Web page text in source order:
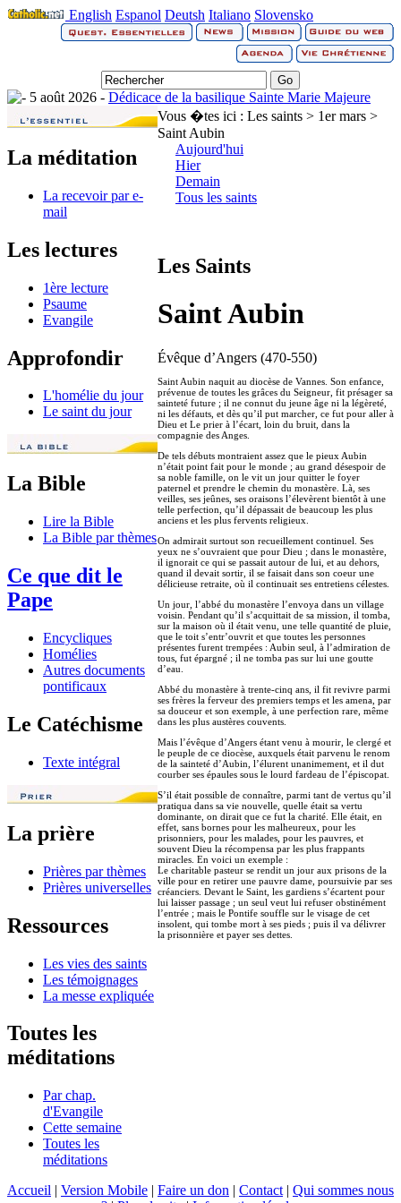
English Espanol Deutsh Italiano Slovensko
5 août 2026 - Dédicace de la basilique Sainte Marie Majeure
La méditation
La recevoir par e-
mail
Les lectures
1ère lecture
Psaume
Evangile
Approfondir
L'homélie du jour
Le saint du jour
La Bible
Lire la Bible
La Bible par thèmes
Ce que dit le
Pape
Encycliques
Homélies
Autres documents
pontificaux
Le Catéchisme
Texte intégral
La prière
Prières par thèmes
Prières universelles
Ressources
Les vies des saints
Les témoignages
La messe expliquée
Toutes les
méditations
Par chap.
d'Evangile
Cette semaine
Toutes les
méditations
Vous �tes ici : Les saints > 1er mars >
Saint Aubin
Aujourd'hui
Hier
Demain
Tous les saints
Les Saints
Saint Aubin
Évêque d’Angers (470-550)
Saint Aubin naquit au diocèse de Vannes. Son enfance,
prévenue de toutes les grâces du Seigneur, fit présager sa
sainteté future ; il ne connut du jeune âge ni la légèreté,
ni les défauts, et dès qu’il put marcher, ce fut pour aller à
Dieu et Le prier à l’écart, loin du bruit, dans la
compagnie des Anges.
De tels débuts montraient assez que le pieux Aubin
n’était point fait pour le monde ; au grand désespoir de
sa noble famille, on le vit un jour quitter le foyer
paternel et prendre le chemin du monastère. Là, ses
veilles, ses jeûnes, ses oraisons l’élevèrent bientôt à une
telle perfection, qu’il dépassait de beaucoup les plus
anciens et les plus fervents religieux.
On admirait surtout son recueillement continuel. Ses
yeux ne s’ouvraient que pour Dieu ; dans le monastère,
il ignorait ce qui se passait autour de lui, et au dehors,
quand il devait sortir, il se faisait dans son coeur une
délicieuse retraite, où il continuait ses entretiens célestes.
Un jour, l’abbé du monastère l’envoya dans un village
voisin. Pendant qu’il s’acquittait de sa mission, il tomba,
sur la maison où il était venu, une telle quantité de pluie,
que le toit s’entr’ouvrit et que toutes les personnes
présentes furent trempées : Aubin seul, à l’admiration de
tous, fut épargné ; il ne tomba pas sur lui une goutte
d’eau.
Abbé du monastère à trente-cinq ans, il fit revivre parmi
ses frères la ferveur des premiers temps et les amena, par
sa douceur et son exemple, à une perfection rare, même
dans les plus austères couvents.
Mais l’évêque d’Angers étant venu à mourir, le clergé et
le peuple de ce diocèse, auxquels était parvenu le renom
de la sainteté d’Aubin, l’élurent unanimement, et il dut
courber ses épaules sous le lourd fardeau de l’épiscopat.
S’il était possible de connaître, parmi tant de vertus qu’il
pratiqua dans sa vie nouvelle, quelle était sa vertu
dominante, on dirait que ce fut la charité. Elle était, en
effet, sans bornes pour les malheureux, pour les
prisonniers, pour les malades, pour les pauvres, et
souvent Dieu la récompensa par les plus frappants
miracles. En voici un exemple :
Le charitable pasteur se rendit un jour aux prisons de la
ville pour en retirer une pauvre dame, poursuivie par ses
créanciers. Devant le Saint, les gardiens s’écartent pour
lui laisser passage ; un seul veut lui refuser obstinément
l’entrée ; mais le Pontife souffle sur le visage de cet
insolent, qui tombe mort à ses pieds ; puis il va délivrer
la prisonnière et payer ses dettes.
Accueil | Version Mobile | Faire un don | Contact | Qui sommes nous